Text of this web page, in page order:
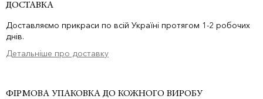
ДОСТАВКА
Доставляємо прикраси по всій Україні протягом 1-2 робочих
днів.
Детальніше про доставку
ФІРМОВА УПАКОВКА ДО КОЖНОГО ВИРОБУ